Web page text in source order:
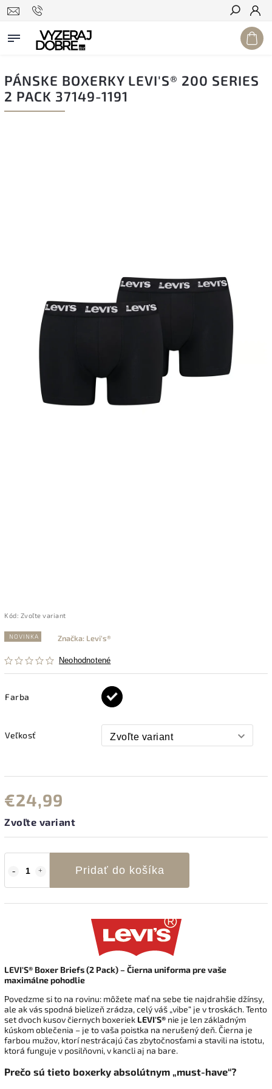
Hľadať
PÁNSKE BOXERKY LEVI'S® 200 SERIES
2 PACK 37149-1191
Kód: Zvoľte variant
NOVINKA
Neohodnotené
Značka: Levi's®
Farba
Veľkosť
€24,99
Zvoľte variant
Pridať do košíka
LEVI'S® Boxer Briefs (2 Pack) – Čierna uniforma pre vaše
maximálne pohodlie
Povedzme si to na rovinu: môžete mať na sebe tie najdrahšie džínsy,
ale ak vás spodná bielizeň zrádza, celý váš „vibe“ je v troskách. Tento
set dvoch kusov čiernych boxeriek LEVI'S® nie je len základným
kúskom oblečenia – je to vaša poistka na nerušený deň. Čierna je
farbou mužov, ktorí nestrácajú čas zbytočnosťami a stavili na istotu,
ktorá funguje v posilňovni, v kancli aj na bare.
Prečo sú tieto boxerky absolútnym „must-have“?